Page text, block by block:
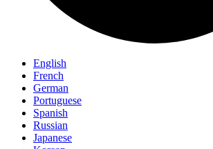
English
French
German
Portuguese
Spanish
Russian
Japanese